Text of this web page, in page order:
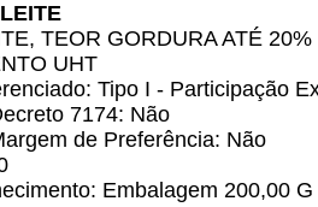
TEOR GORDURA ATÉ
UHT
Tipo I - Participação
7174: Não
de Preferência: Não
Embalagem 200,00 G